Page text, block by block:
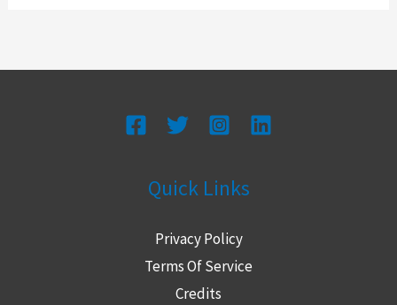
Quick Links
Privacy Policy
Terms Of Service
Credits